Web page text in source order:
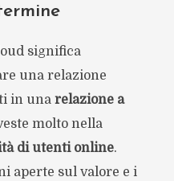
significa
una relazione
in una relazione a
molto nella
di utenti online.
aperte sul valore e i